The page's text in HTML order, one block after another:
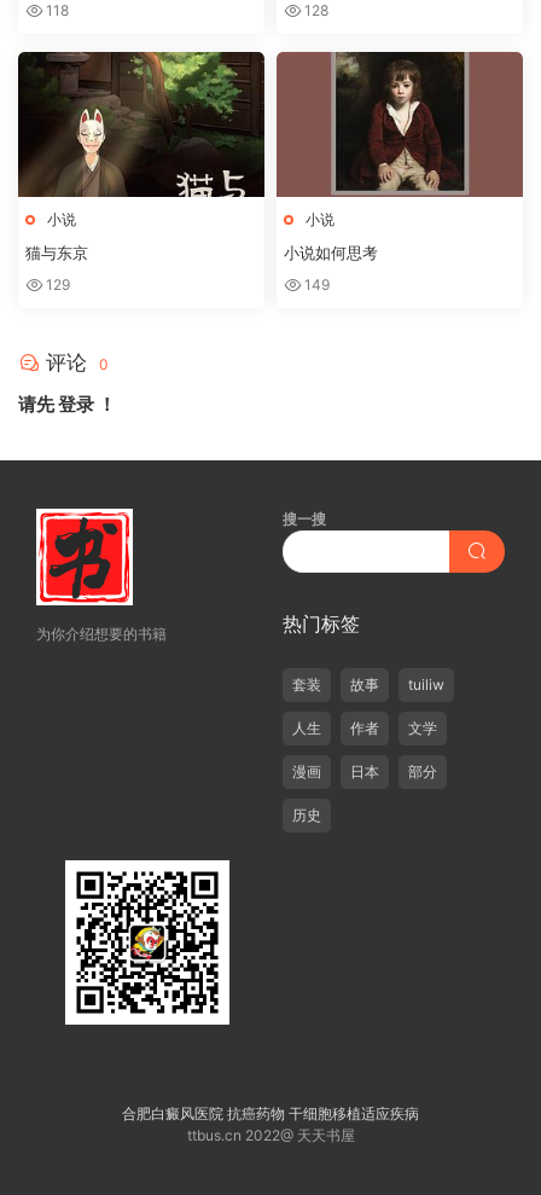
118 128
小说
猫与东京
129
小说
小说如何思考
149
评论 0
请先登录 ！
为你介绍想要的书籍
搜一搜
热门标签
套装 故事 tuiliw
人生 作者 文学
漫画 日本 部分
历史
合肥白癜风医院 抗癌药物 干细胞移植适应疾病
ttbus.cn 2022@ 天天书屋